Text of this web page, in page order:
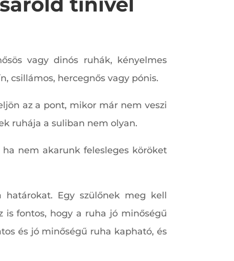
vagy dinós ruhák, kényelmes
csillámos, hercegnős vagy pónis.
az a pont, mikor már nem veszi
ruhája a suliban nem olyan.
nem akarunk felesleges köröket
határokat. Egy szülőnek meg kell
is fontos, hogy a ruha jó minőségű
és jó minőségű ruha kapható, és